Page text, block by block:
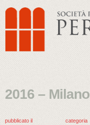
2016 – Milano
pubblicato il categoria